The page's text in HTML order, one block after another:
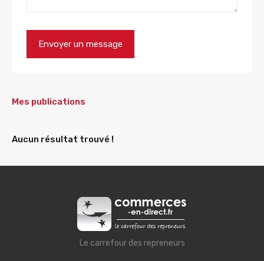
Mes publications
Aucun résultat trouvé !
Le carrefour des repreneurs